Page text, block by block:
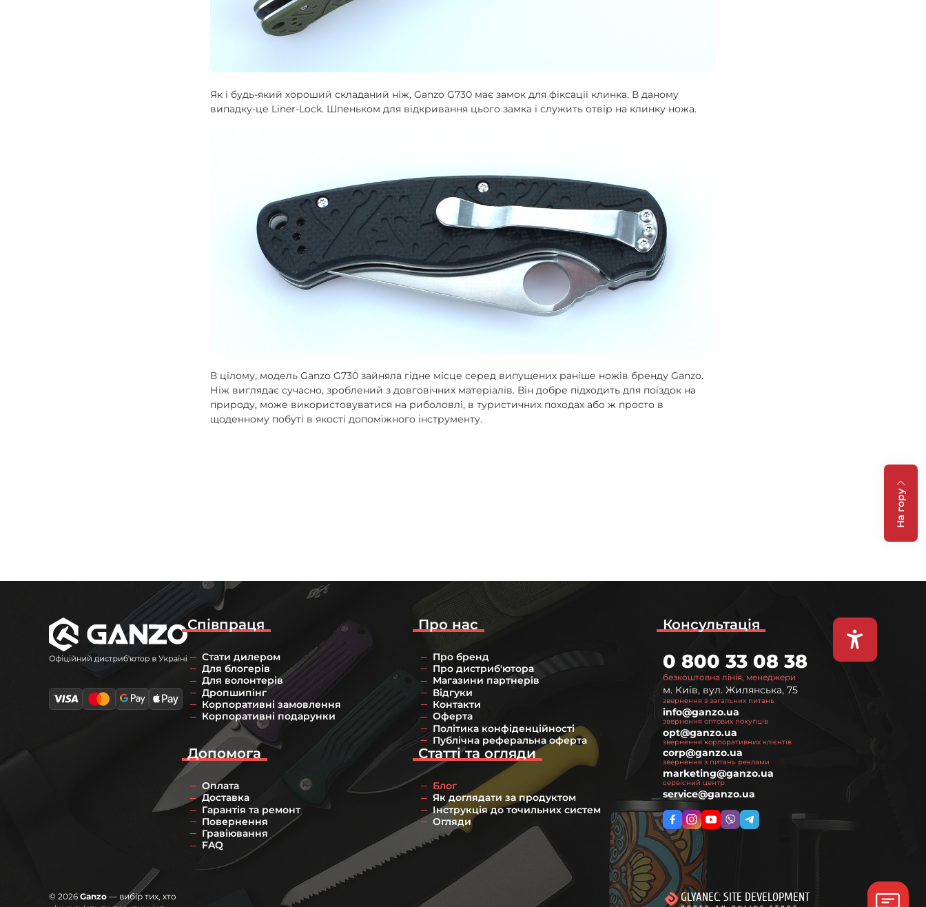
Як і будь-який хороший складаний ніж, Ganzo G730 має замок для фіксації клинка. В даному
випадку-це Liner-Lock. Шпеньком для відкривання цього замка і служить отвір на клинку ножа.
В цілому, модель Ganzo G730 зайняла гідне місце серед випущених раніше ножів бренду Ganzo.
Ніж виглядає сучасно, зроблений з довговічних матеріалів. Він добре підходить для поїздок на
природу, може використовуватися на риболовлі, в туристичних походах або ж просто в
щоденному побуті в якості допоміжного інструменту.
На гору
Про нас
Про бренд
Про дистриб'ютора
Магазини партнерів
Відгуки
Контакти
Оферта
Політика конфіденційності
Публічна реферальна оферта
Співпраця
Стати дилером
Для блогерів
Для волонтерів
Дропшипінг
Корпоративні замовлення
Корпоративні подарунки
Статті та огляди
Блог
Як доглядати за продуктом
Інструкція до точильних систем
Огляди
Допомога
Оплата
Доставка
Гарантія та ремонт
Повернення
Гравіювання
FAQ
Консультація
безкоштовна лінія, менеджери
0 800 33 08 38
м. Київ, вул. Жилянська, 75
звернення з загальних питань
info@ganzo.ua
звернення оптових покупців
opt@ganzo.ua
звернення корпоративних клієнтів
corp@ganzo.ua
звернення з питань реклами
marketing@ganzo.ua
сервісний центр
service@ganzo.ua
© 2026Ganzo — вибір тих, хто
GLYANEC: SITE DEVELOPMENT